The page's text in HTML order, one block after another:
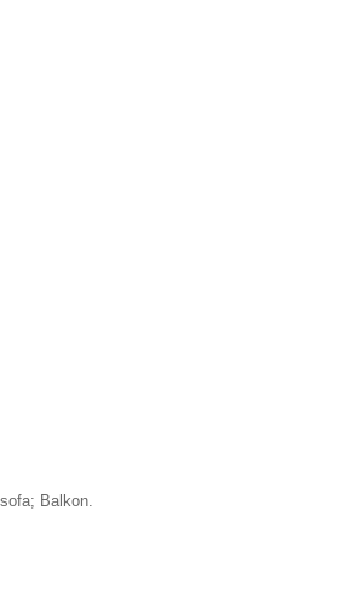
Balkon.